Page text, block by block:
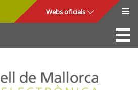
Webs oficials
La Seu
Consell de Mallorca